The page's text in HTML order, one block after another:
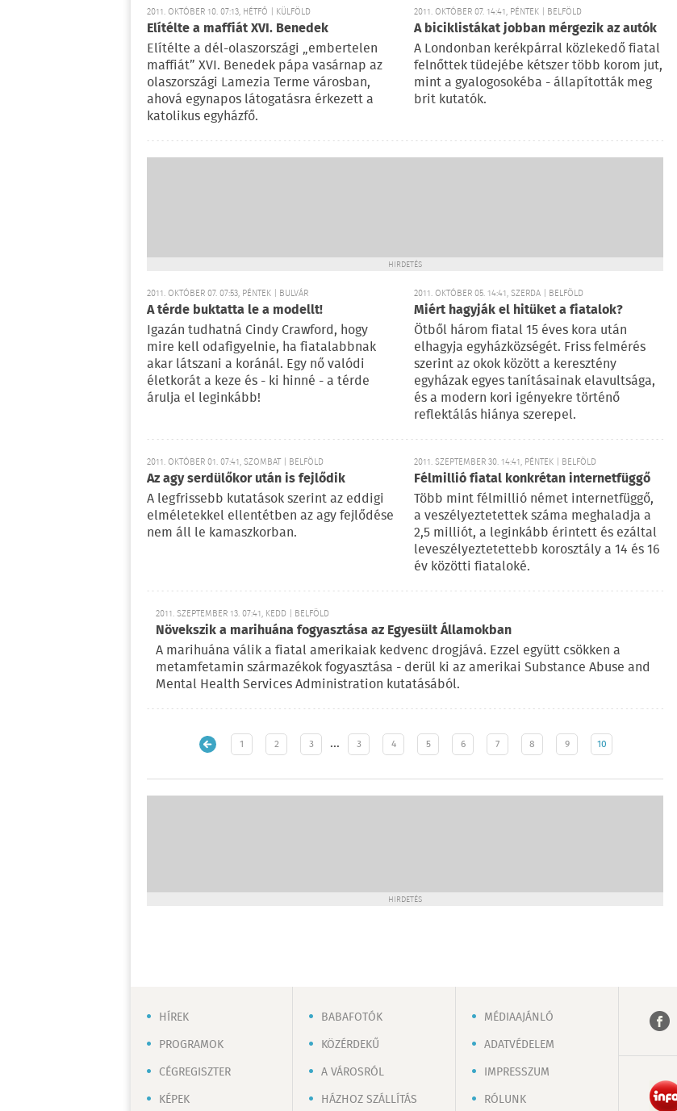
2011. OKTÓBER 10. 07:13, HÉTFŐ | KÜLFÖLD
Elítélte a maffiát XVI. Benedek
Elítélte a dél-olaszországi „embertelen
maffiát” XVI. Benedek pápa vasárnap az
olaszországi Lamezia Terme városban,
ahová egynapos látogatásra érkezett a
katolikus egyházfő.
2011. OKTÓBER 07. 14:41, PÉNTEK | BELFÖLD
A biciklistákat jobban mérgezik az autók
A Londonban kerékpárral közlekedő fiatal
felnőttek tüdejébe kétszer több korom jut,
mint a gyalogosokéba - állapították meg
brit kutatók.
HIRDETÉS
2011. OKTÓBER 07. 07:53, PÉNTEK | BULVÁR
A térde buktatta le a modellt!
Igazán tudhatná Cindy Crawford, hogy
mire kell odafigyelnie, ha fiatalabbnak
akar látszani a koránál. Egy nő valódi
életkorát a keze és - ki hinné - a térde
árulja el leginkább!
2011. OKTÓBER 05. 14:41, SZERDA | BELFÖLD
Miért hagyják el hitüket a fiatalok?
Ötből három fiatal 15 éves kora után
elhagyja egyházközségét. Friss felmérés
szerint az okok között a keresztény
egyházak egyes tanításainak elavultsága,
és a modern kori igényekre történő
reflektálás hiánya szerepel.
2011. OKTÓBER 01. 07:41, SZOMBAT | BELFÖLD
Az agy serdülőkor után is fejlődik
A legfrissebb kutatások szerint az eddigi
elméletekkel ellentétben az agy fejlődése
nem áll le kamaszkorban.
2011. SZEPTEMBER 30. 14:41, PÉNTEK | BELFÖLD
Félmillió fiatal konkrétan internetfüggő
Több mint félmillió német internetfüggő,
a veszélyeztetettek száma meghaladja a
2,5 milliót, a leginkább érintett és ezáltal
leveszélyeztetettebb korosztály a 14 és 16
év közötti fiataloké.
2011. SZEPTEMBER 13. 07:41, KEDD | BELFÖLD
Növekszik a marihuána fogyasztása az Egyesült Államokban
A marihuána válik a fiatal amerikaiak kedvenc drogjává. Ezzel együtt csökken a
metamfetamin származékok fogyasztása - derül ki az amerikai Substance Abuse and
Mental Health Services Administration kutatásából.
1 2 3 … 3 4 5 6 7 8 9 10
HIRDETÉS
HÍREK
PROGRAMOK
CÉGREGISZTER
KÉPEK
BABAFOTÓK
KÖZÉRDEKŰ
A VÁROSRÓL
HÁZHOZ SZÁLLÍTÁS
MÉDIAAJÁNLÓ
ADATVÉDELEM
IMPRESSZUM
RÓLUNK